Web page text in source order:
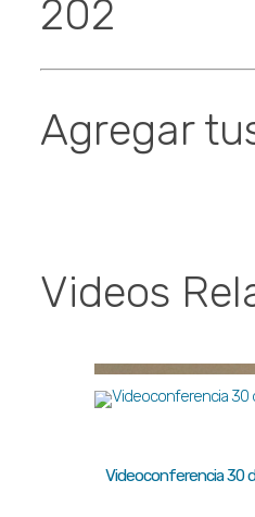
202
Agregar
Videos
Videoconferencia 30